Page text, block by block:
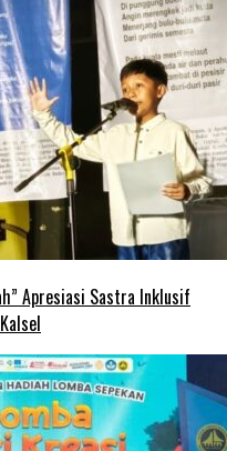
Apresiasi Sastra Inklusif